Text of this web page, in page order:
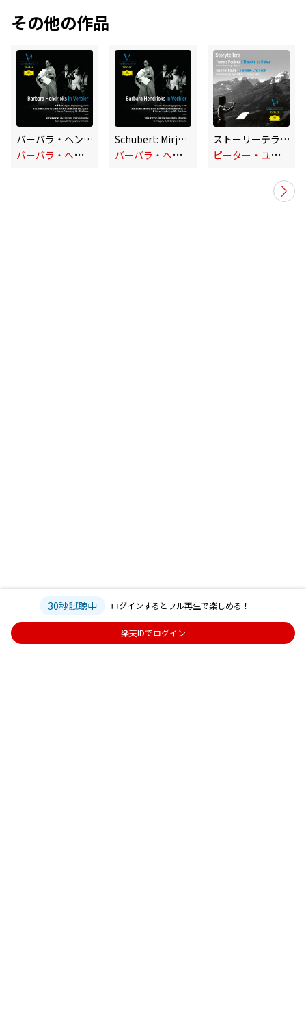
その他の作品
バーバラ・ヘンドリックスinヴェルビエ音楽祭 (ライヴ)
バ
ーバラ・ヘンドリックス
Schubert: Mirjam's Siegesgesang, D. 942: II. - IV. Aus Egypten vor dem Volke - Doch der Horizont er dunkelt - 's ist der Herr in seinem Grimme (Live)
バ
ーバラ・ヘンドリックス
ストーリーテラーズ
ピ
ーター・ユスティノフ
30秒試聴中 ログインするとフル再生で楽しめる！
楽天IDでログイン